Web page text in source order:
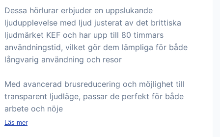
Dessa hörlurar erbjuder en uppslukande
ljudupplevelse med ljud justerat av det brittiska
ljudmärket KEF och har upp till 80 timmars
användningstid, vilket gör dem lämpliga för både
långvarig användning och resor
Med avancerad brusreducering och möjlighet till
transparent ljudläge, passar de perfekt för både
arbete och nöje
Läs mer